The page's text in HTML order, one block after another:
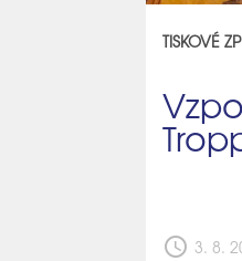
TISKOVÉ
schedule 3. 8.